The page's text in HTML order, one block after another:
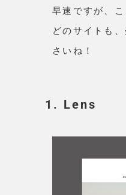
早速ですが、
どのサイトも
さいね！
1. Lens